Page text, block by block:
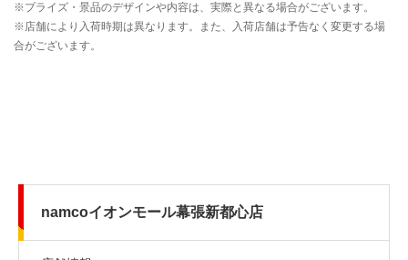
namcoイオンモール幕張新都心店